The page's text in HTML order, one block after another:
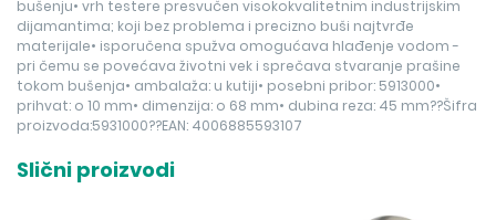
bušenju• vrh testere presvučen visokokvalitetnim industrijskim
dijamantima; koji bez problema i precizno buši najtvrđe
materijale• isporučena spužva omogućava hlađenje vodom -
pri čemu se povećava životni vek i sprečava stvaranje prašine
tokom bušenja• ambalaža: u kutiji• posebni pribor: 5913000•
prihvat: o 10 mm• dimenzija: o 68 mm• dubina reza: 45 mm??Šifra
proizvoda:5931000??EAN: 4006885593107
Slični proizvodi